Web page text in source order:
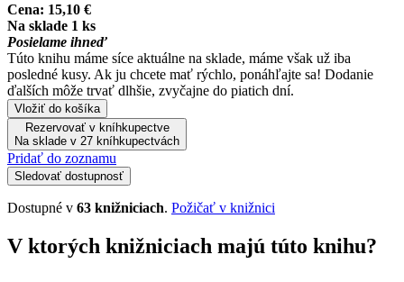
Cena: 15,10 €
Na sklade 1 ks
Posielame ihneď
Túto knihu máme síce aktuálne na sklade, máme však už iba
posledné kusy. Ak ju chcete mať rýchlo, ponáhľajte sa! Dodanie
ďalších môže trvať dlhšie, zvyčajne do piatich dní.
Vložiť do košíka
Rezervovať v kníhkupectve
Na sklade v 27 kníhkupectvách
Pridať do zoznamu
Sledovať dostupnosť
Dostupné v 63 knižniciach. Požičať v knižnici
V ktorých knižniciach majú túto knihu?